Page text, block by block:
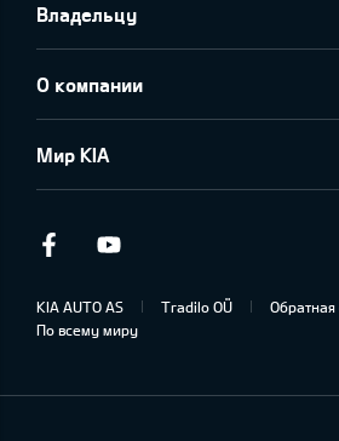
Владельцу
О компании
Мир KIA
Facebook
KIA AUTO AS Tradilo OÜ
Обратная
По всему миру